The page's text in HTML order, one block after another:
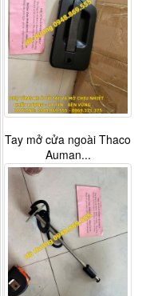
Tay mở cửa ngoài Thaco
Auman...